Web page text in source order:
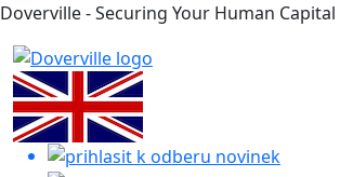
Doverville - Securing Your Human Capital